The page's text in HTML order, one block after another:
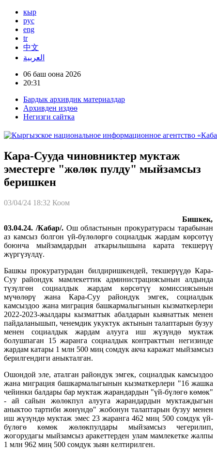
кыр
рус
eng
tr
中文
العربية
06 баш оона 2026
20:31
Бардык архивдик материалдар
Архивден издөө
Негизги сайтка
Кара-Сууда чиновниктер муктаж
эместерге "жөлөк пулду" мыйзамсыз
беришкен
03/04/24 18:32 Коом
Бишкек,
03.04.24. /Кабар/.Ош областынын прокуратурасы тарабынан
аз камсыз болгон үй-бүлөлөргө социалдык жардам көрсөтүү
боюнча мыйзамдардын аткарылышына карата текшерүү
жүргүзүлдү.
Башкы прокуратурадан билдиришкендей, текшерүүдө Кара-
Суу райондук мамлекеттик администрациясынын алдында
түзүлгөн социалдык жардам көрсөтүү комиссиясынын
мүчөлөрү жана Кара-Суу райондук эмгек, социалдык
камсыздоо жана миграция башкармалыгынын кызматкерлери
2022-2023-жылдары кызматтык абалдарын кыянаттык менен
пайдаланышып, ченемдик укуктук актынын талаптарын бузуу
менен социалдык жардам алууга иш жүзүндө муктаж
болушпаган 15 жаранга социалдык контракттын негизинде
жардам катары 1 млн 500 миң сомдук акча каражат мыйзамсыз
берилгендиги аныкталган.
Ошондой эле, аталган райондук эмгек, социалдык камсыздоо
жана миграция башкармалыгынын кызматкерлери "16 жашка
чейинки балдары бар муктаж жарандардын "үй-бүлөгө көмөк"
- ай сайын жөлөкпул алууга жарандардын муктаждыгын
аныктоо тартиби жөнүндө" жобонун талаптарын бузуу менен
иш жүзүндө муктаж эмес 23 жаранга 462 миң 500 сомдук үй-
бүлөгө көмөк жөлөкпулдары мыйзамсыз чегерилип,
жогорудагы мыйзамсыз аракеттерден улам мамлекетке жалпы
1 млн 962 миң 500 сомдук зыян келтирилген.